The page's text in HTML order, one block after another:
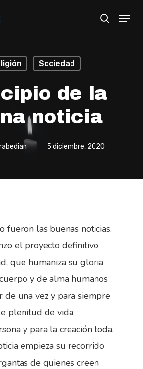
search
Menu
Sociedad
de la
noticia
5 diciembre, 2020
fueron las buenas noticias.
el proyecto definitivo
que humaniza su gloria
y de alma humanos
de una vez y para siempre
plenitud de vida
y para la creación toda.
empieza su recorrido
de quienes creen